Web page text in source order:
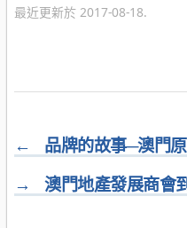
最近更新於 2017-08-18.
←
品牌的故事─澳門
→
澳門地產發展商會